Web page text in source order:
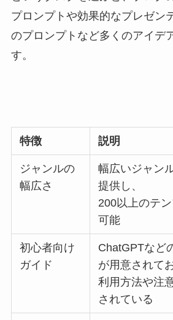
プロンプトや効果的なプレゼン
のプロンプトなど多くのアイデ
す。
特徴 説明
ジャンルの
幅広さ
幅広いジャン
提供し、
200以上のテ
可能
初心者向け
ガイド
ChatGPTなど
が用意されて
利用方法や注
されている